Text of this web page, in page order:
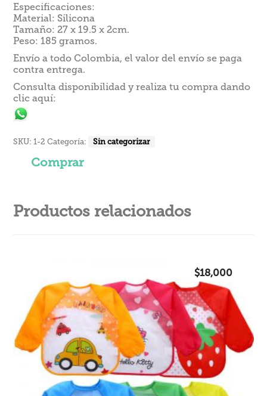
Especificaciones:
Material: Silicona
Tamaño: 27 x 19.5 x 2cm.
Peso: 185 gramos.
Envío a todo Colombia, el valor del envío se paga
contra entrega.
Consulta disponibilidad y realiza tu compra dando
clic aquí:
SKU:1-2 Categoría: Sin categorizar
Comprar
Productos relacionados
$18,000